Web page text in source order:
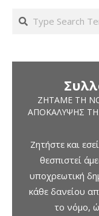
Search
ΖΗΤΆΜΕ ΤΗ
ΑΠΟΚΆΛΥΨΗΣ
Ζητήστε και
θεσπιστεί
υποχρεωτική
κάθε δανείου
το νόμο,